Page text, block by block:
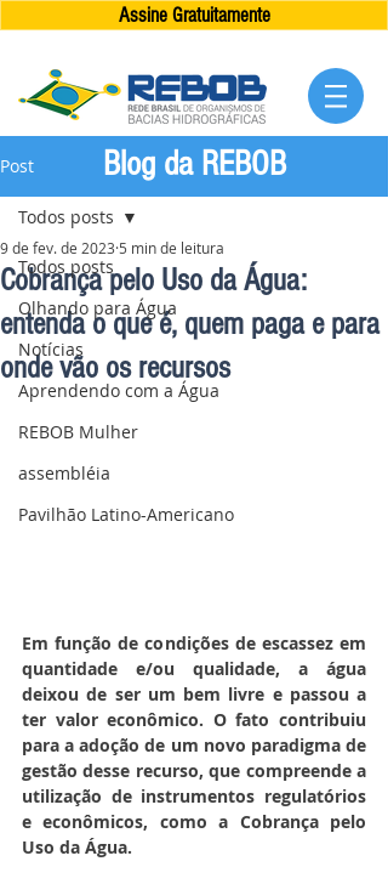
Assine Gratuitamente
Post
Todos posts
Olhando para Água
Notícias
Aprendendo com a Água
REBOB Mulher
assembléia
Pavilhão Latino-Americano
Todos posts
Cobrança pelo Uso da Água:
entenda o que é, quem paga e para
onde vão os recursos
9 de fev. de 2023 5 min de leitura
Em função de condições de escassez em
quantidade e/ou qualidade, a água
deixou de ser um bem livre e passou a
ter valor econômico. O fato contribuiu
para a adoção de um novo paradigma de
gestão desse recurso, que compreende a
utilização de instrumentos regulatórios
e econômicos, como a Cobrança pelo
Uso da Água.
Blog da REBOB